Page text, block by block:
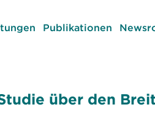
Publikationen
über den